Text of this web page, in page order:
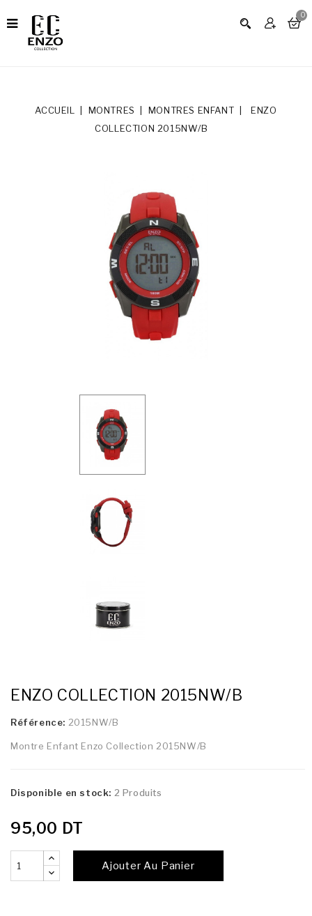
0
ACCUEIL MONTRES MONTRES ENFANT
ENZO
COLLECTION 2015NW/B
ENZO COLLECTION 2015NW/B
Référence: 2015NW/B
Montre Enfant Enzo Collection 2015NW/B
Disponible en stock: 2 Produits
95,00 DT
Ajouter Au Panier